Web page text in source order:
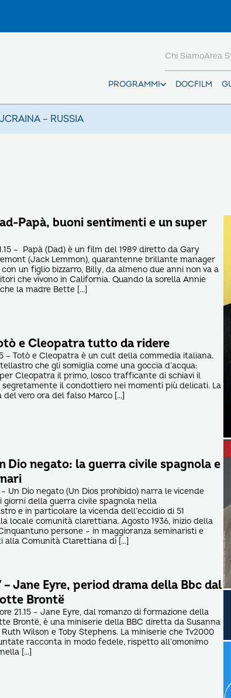
PROGRAMMI DOCFILM
Chi SiamoArea
– RUSSIA
Papà, buoni sentimenti e un super
– Papà (Dad) è un film del 1989 diretto da Gary
(Jack Lemmon), quarantenne brillante manager
un figlio bizzarro, Billy, da almeno due anni non va a
che vivono in California. Quando la sorella Annie
la madre Bette […]
e Cleopatra tutto da ridere
– Totò e Cleopatra è un cult della commedia italiana.
che gli somiglia come una goccia d’acqua:
per Cleopatra il primo, losco trafficante di schiavi il
segretamente il condottiero nei momenti più delicati. La
vero ora del falso Marco […]
Dio negato: la guerra civile spagnola e
– Un Dio negato (Un Dios prohibido) narra le vicende
della guerra civile spagnola nella
e in particolare la vicenda dell’eccidio di 51
locale comunità clarettiana. Agosto 1936, inizio della
persone – in maggioranza seminaristi e
alla Comunità Clarettiana di […]
– Jane Eyre, period drama della Bbc dal
Brontë
21.15 – Jane Eyre, dal romanzo di formazione della
Brontë, è una miniserie della BBC diretta da Susanna
Wilson e Toby Stephens. La miniserie che Tv2000
racconta in modo fedele, rispetto all’omonimo
[…]